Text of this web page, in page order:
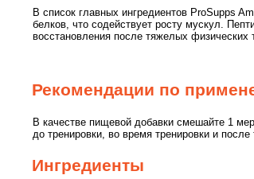
В список главных ингредиентов ProSupps
белков, что содействует росту мускул.
восстановления после тяжелых физических
Рекомендации по
В качестве пищевой добавки смешайте 1
до тренировки, во время тренировки и
Ингредиенты